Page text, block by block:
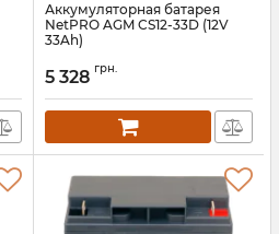
Аккумуляторная батарея
NetPRO AGM CS12-33D (12V
33Ah)
5 328 грн.